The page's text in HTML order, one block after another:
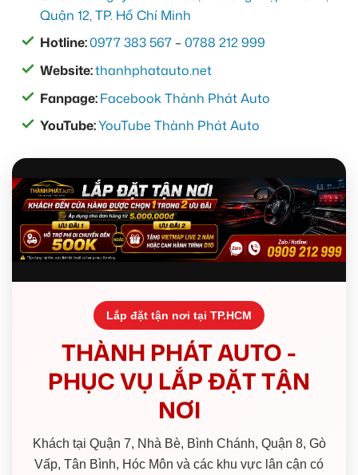
Quận 12, TP. Hồ Chí Minh
Hotline:0977 383 567 –0788 212 999
Website:thanhphatauto.net
Fanpage:Facebook Thành Phát Auto
YouTube:YouTube Thành Phát Auto
Lắp đặt tận nơi tại TP.HCM
THÀNH PHÁT AUTO -
PHỤC VỤ LẮP ĐẶT TẬN
NƠI
Khách tại Quận 7, Nhà Bè, Bình Chánh, Quận 8, Gò
Vấp, Tân Bình, Hóc Môn và các khu vực lân cận có